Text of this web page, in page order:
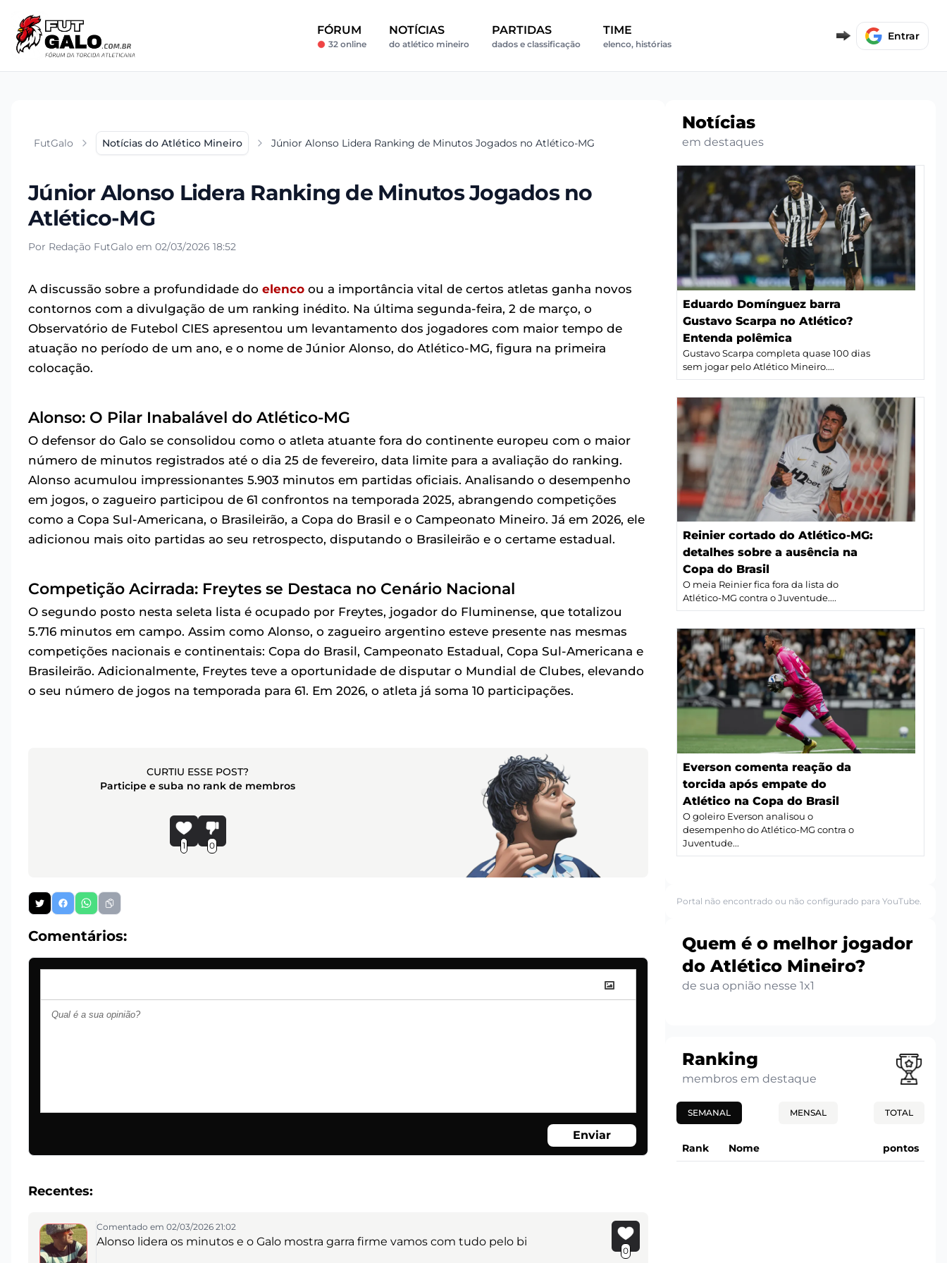
FÓRUM
32 online
NOTÍCIAS
do atlético mineiro
PARTIDAS
dados e classificação
TIME
elenco, histórias
Entrar
FutGalo Notícias do Atlético Mineiro Júnior Alonso Lidera Ranking de Minutos Jogados no Atlético-MG
Júnior Alonso Lidera Ranking de Minutos Jogados no
Atlético-MG
Por Redação FutGalo em 02/03/2026 18:52
A discussão sobre a profundidade do elenco ou a importância vital de certos atletas ganha novos
contornos com a divulgação de um ranking inédito. Na última segunda-feira, 2 de março, o
Observatório de Futebol CIES apresentou um levantamento dos jogadores com maior tempo de
atuação no período de um ano, e o nome de Júnior Alonso, do Atlético-MG, figura na primeira
colocação.
Alonso: O Pilar Inabalável do Atlético-MG
O defensor do Galo se consolidou como o atleta atuante fora do continente europeu com o maior
número de minutos registrados até o dia 25 de fevereiro, data limite para a avaliação do ranking.
Alonso acumulou impressionantes 5.903 minutos em partidas oficiais. Analisando o desempenho
em jogos, o zagueiro participou de 61 confrontos na temporada 2025, abrangendo competições
como a Copa Sul-Americana, o Brasileirão, a Copa do Brasil e o Campeonato Mineiro. Já em 2026, ele
adicionou mais oito partidas ao seu retrospecto, disputando o Brasileirão e o certame estadual.
Competição Acirrada: Freytes se Destaca no Cenário Nacional
O segundo posto nesta seleta lista é ocupado por Freytes, jogador do Fluminense, que totalizou
5.716 minutos em campo. Assim como Alonso, o zagueiro argentino esteve presente nas mesmas
competições nacionais e continentais: Copa do Brasil, Campeonato Estadual, Copa Sul-Americana e
Brasileirão. Adicionalmente, Freytes teve a oportunidade de disputar o Mundial de Clubes, elevando
o seu número de jogos na temporada para 61. Em 2026, o atleta já soma 10 participações.
CURTIU ESSE POST?
Participe e suba no rank de membros
1 0
Comentários:
Enviar
Recentes:
Comentado em 02/03/2026 21:02
Alonso lidera os minutos e o Galo mostra garra firme vamos com tudo pelo bi
0
Notícias
em destaques
Eduardo Domínguez barra
Gustavo Scarpa no Atlético?
Entenda polêmica
Gustavo Scarpa completa quase 100 dias
sem jogar pelo Atlético Mineiro....
Reinier cortado do Atlético-MG:
detalhes sobre a ausência na
Copa do Brasil
O meia Reinier fica fora da lista do
Atlético-MG contra o Juventude....
Everson comenta reação da
torcida após empate do
Atlético na Copa do Brasil
O goleiro Everson analisou o
desempenho do Atlético-MG contra o
Juventude...
Portal não encontrado ou não configurado para YouTube.
Quem é o melhor jogador
do Atlético Mineiro?
de sua opnião nesse 1x1
Ranking
membros em destaque
SEMANAL MENSAL TOTAL
Rank Nome pontos